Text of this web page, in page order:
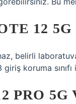
12
belirli
koruma
PRO 5G